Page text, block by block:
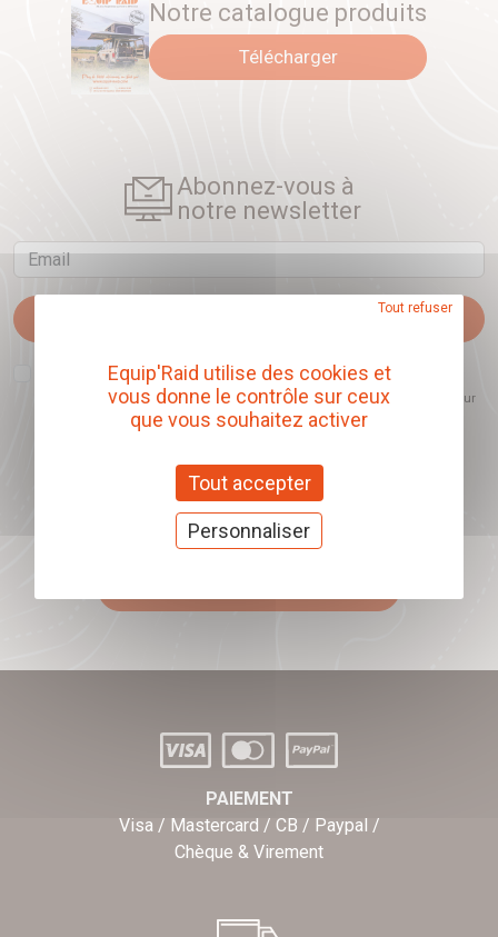
Notre catalogue produits
Télécharger
Abonnez-vous à
notre newsletter
Email
J'accepte que l'ouverture des newsletters soit mesurée, afin de mieux
comprendre les sujets qui m'intéressent et d'améliorer les contenus
proposés. Ce choix est modifiable à tout moment et reste sans incidence sur
mon inscription.
Offrez nos chèques
cadeaux
PAIEMENT
Visa / Mastercard / CB / Paypal /
Chèque & Virement
Equip'Raid utilise des cookies et
vous donne le contrôle sur ceux
que vous souhaitez activer
Tout accepter
Tout refuser
Personnaliser